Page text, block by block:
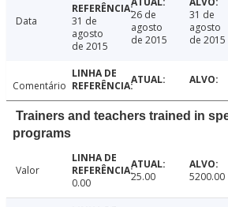
Data
31 de
agosto
de 2015
26 de
agosto
de 2015
31 de
agosto
de 2015
Comentário
Trainers and teachers trained in
programs
Valor
0.00
25.00 5200.00